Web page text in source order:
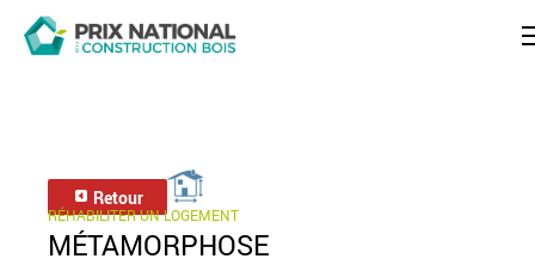
Retour
RÉHABILITER UN LOGEMENT
MÉTAMORPHOSE